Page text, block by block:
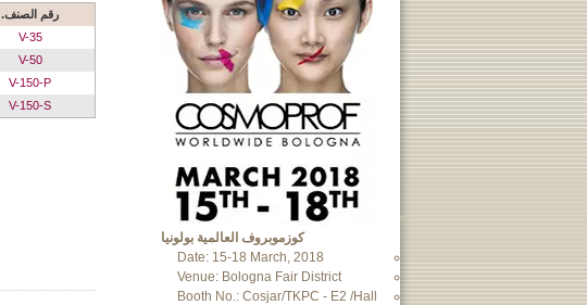
رقم الصنف.
V-35
V-50
V-150-P
V-150-S
كوزموبروف العالمية بولونيا
Date: 15-18 March, 2018
Venue: Bologna Fair District
Booth No.: Cosjar/TKPC - E2 /Hall